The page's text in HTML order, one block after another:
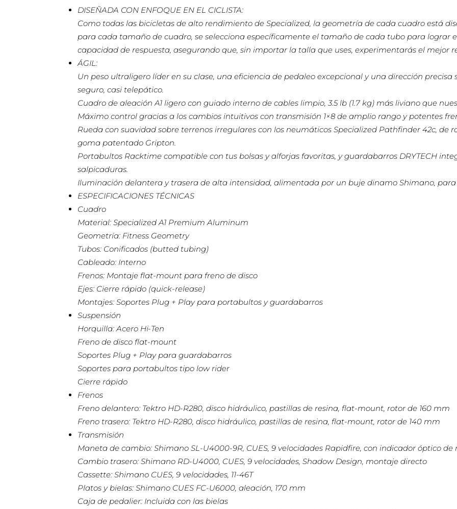
DISEÑADA CON ENFOQUE EN EL CICLISTA:
Como todas las bicicletas de alto rendimiento de Specialized, la geometría de cada cuadro está
para cada tamaño de cuadro, se selecciona específicamente el tamaño de cada tubo para lograr
capacidad de respuesta, asegurando que, sin importar la talla que uses, experimentarás el mejor
ÁGIL:
Un peso ultraligero líder en su clase, una eficiencia de pedaleo excepcional y una dirección
seguro, casi telepático.
Cuadro de aleación A1 ligero con guiado interno de cables limpio, 3.5 lb (1.7 kg) más liviano que
Máximo control gracias a los cambios intuitivos con transmisión 1×8 de amplio rango y potentes
Rueda con suavidad sobre terrenos irregulares con los neumáticos Specialized Pathfinder 42c, de
goma patentado Gripton.
Portabultos Racktime compatible con tus bolsas y alforjas favoritas, y guardabarros DRYTECH
salpicaduras.
Iluminación delantera y trasera de alta intensidad, alimentada por un buje dinamo Shimano, para
ESPECIFICACIONES TÉCNICAS
Cuadro
Material: Specialized A1 Premium Aluminum
Geometría: Fitness Geometry
Tubos: Conificados (butted tubing)
Cableado: Interno
Frenos: Montaje flat-mount para freno de disco
Ejes: Cierre rápido (quick-release)
Montajes: Soportes Plug + Play para portabultos y guardabarros
Suspensión
Horquilla: Acero Hi-Ten
Freno de disco flat-mount
Soportes Plug + Play para guardabarros
Soportes para portabultos tipo low rider
Cierre rápido
Frenos
Freno delantero: Tektro HD-R280, disco hidráulico, pastillas de resina, flat-mount, rotor de 160 mm
Freno trasero: Tektro HD-R280, disco hidráulico, pastillas de resina, flat-mount, rotor de 140 mm
Transmisión
Maneta de cambio: Shimano SL-U4000-9R, CUES, 9 velocidades Rapidfire, con indicador óptico de
Cambio trasero: Shimano RD-U4000, CUES, 9 velocidades, Shadow Design, montaje directo
Cassette: Shimano CUES, 9 velocidades, 11-46T
Platos y bielas: Shimano CUES FC-U6000, aleación, 170 mm
Caja de pedalier: Incluida con las bielas